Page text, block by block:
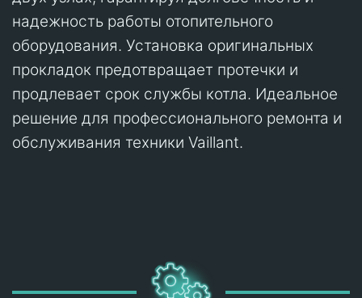
надежность работы отопительного
оборудования. Установка оригинальных
прокладок предотвращает протечки и
продлевает срок службы котла. Идеальное
решение для профессионального ремонта и
обслуживания техники Vaillant.